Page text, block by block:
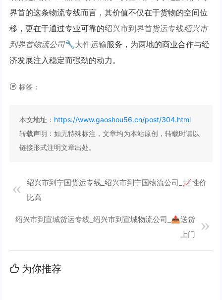
界首的这条物流专线而言，其价值不仅在于货物的空间位
移，更在于通过专业可靠的绍兴市到界首货运专线绍兴市
到界首物流公司🔧大件运输服务，为两地的商业合作与经
济发展注入稳定而强劲的动力。
标签：
本文地址： https://www.gaoshou56.cn/post/304.html
转载声明：如无特殊标注，文章均为本站原创，转载时请以
链接形式注明文章出处。
绍兴市到宁国货运专线_绍兴市到宁国物流公司_📈性价
比高
绍兴市到宣城货运专线_绍兴市到宣城物流公司_📤送货
上门
为你推荐